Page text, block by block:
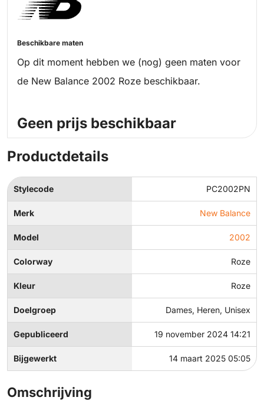
Beschikbare maten
Op dit moment hebben we (nog) geen maten voor
de New Balance 2002 Roze beschikbaar.
Geen prijs beschikbaar
Productdetails
Stylecode PC2002PN
Merk New Balance
Model 2002
Colorway Roze
Kleur Roze
Doelgroep Dames, Heren, Unisex
Gepubliceerd 19 november 2024 14:21
Bijgewerkt 14 maart 2025 05:05
Omschrijving